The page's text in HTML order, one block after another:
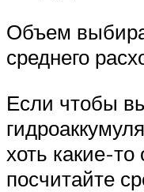
Объем
среднего
Если чтобы
хоть какие-
посчитайте